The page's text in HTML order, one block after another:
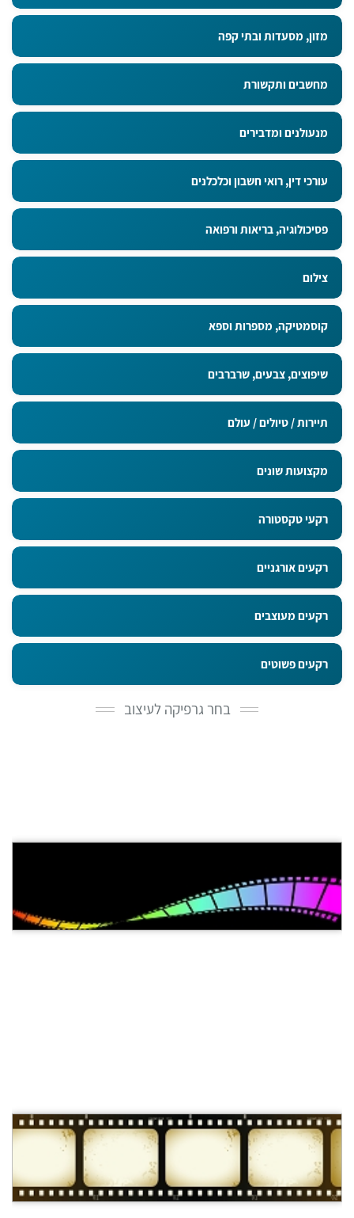
מזון, מסעדות ובתי קפה
מחשבים ותקשורת
מנעולנים ומדבירים
עורכי דין, רואי חשבון וכלכלנים
פסיכולוגיה, בריאות ורפואה
צילום
קוסמטיקה, מספרות וספא
שיפוצים, צבעים, שרברבים
תיירות / טיולים / עולם
מקצועות שונים
רקעי טקסטורה
רקעים אורגניים
רקעים מעוצבים
רקעים פשוטים
בחר גרפיקה לעיצוב